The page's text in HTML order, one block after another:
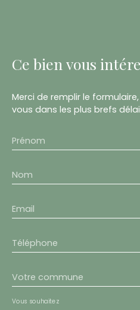
Ce bien vous
Merci de remplir le
vous dans les plus brefs
Prénom
Nom
Email
Téléphone
Votre commune
Vous souhaitez